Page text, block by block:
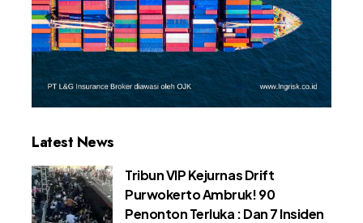
Latest News
Tribun VIP Kejurnas Drift
Purwokerto Ambruk! 90
Penonton Terluka : Dan 7 Insiden